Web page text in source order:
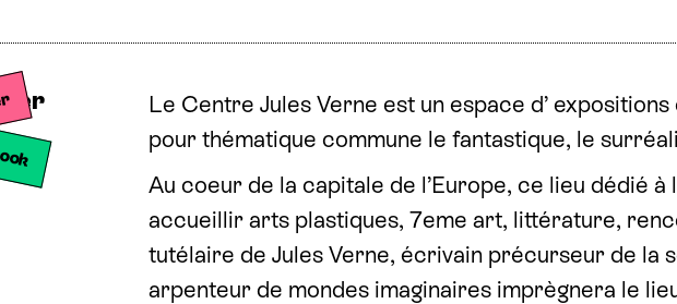
sur Twitter
sur Facebook
Le Centre Jules Verne est un espace d’
pour thématique commune le fantastique, le
Au coeur de la capitale de l’Europe, ce lieu dédié à
accueillir arts plastiques, 7eme art, littérature,
tutélaire de Jules Verne, écrivain précurseur de la
arpenteur de mondes imaginaires imprègnera le